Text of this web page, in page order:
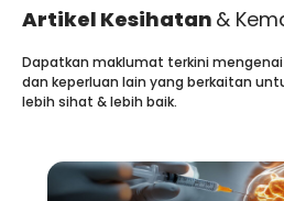
Artikel Kesihatan &
Dapatkan maklumat terkini
dan keperluan lain yang berkaitan
lebih sihat & lebih baik.